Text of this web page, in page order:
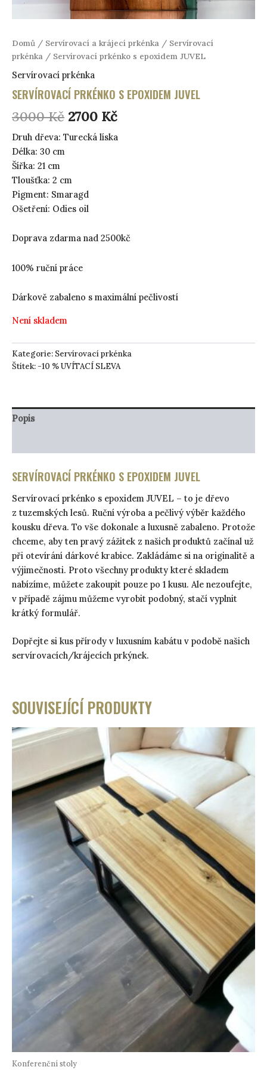
Domů / Servírovací a krájecí prkénka / Servírovací
prkénka / Servírovací prkénko s epoxidem JUVEL
Servírovací prkénka
SERVÍROVACÍ PRKÉNKO S EPOXIDEM JUVEL
3000Kč Původní
cena
3000 Kč.
2700 KčAktuální
cena
Druh dřeva: Turecká líska
Délka: 30 cm
Šířka: 21 cm
Tloušťka: 2 cm
Pigment: Smaragd
Ošetření: Odies oil
Doprava zdarma nad 2500kč
100% ruční práce
Dárkově zabaleno s maximální pečlivostí
Není skladem
Kategorie: Servírovací prkénka
Štítek: -10 % UVÍTACÍ SLEVA
Popis
SERVÍROVACÍ PRKÉNKO S EPOXIDEM JUVEL
Servírovací prkénko s epoxidem JUVEL – to je dřevo
z tuzemských lesů. Ruční výroba a pečlivý výběr každého
kousku dřeva. To vše dokonale a luxusně zabaleno. Protože
chceme, aby ten pravý zážitek z našich produktů začínal už
při otevírání dárkové krabice. Zakládáme si na originalitě a
výjimečnosti. Proto všechny produkty které skladem
nabízíme, můžete zakoupit pouze po 1 kusu. Ale nezoufejte,
v případě zájmu můžeme vyrobit podobný, stačí vyplnit
krátký formulář.
Dopřejte si kus přírody v luxusním kabátu v podobě našich
servírovacích/krájecích prkýnek.
SOUVISEJÍCÍ PRODUKTY
Konferenční stoly